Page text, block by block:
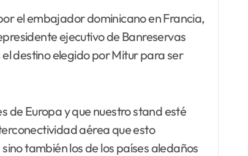
el embajador dominicano en Francia,
ejecutivo de Banreservas
destino elegido por Mitur para ser
de Europa y que nuestro stand esté
aérea que esto
también los de los países aledaños